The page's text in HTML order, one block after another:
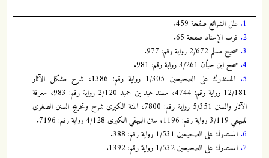
1. علل الشرائع صفحة 459.
2. قرب الإسناد صفحة 65.
3. صحيح مسلم 2/672 رواية رقم: 977.
4. صحح ابن حبّان 3/261 رواية رقم: 981.
5.
المستدرك على الصحيحين 1/305 رواية رقم: 1386، شرح مشكل الآثار
12/181 رواية رقم: 4744، مسند عبد بن حميد 2/120 رواية رقم: 983، معرفة
الآثار والسنن 5/351 رواية رقم: 7800، المنة الكبرى شرح وتخريج السنن الصغرى
للبيهفي 3/119 رواية رقم: 1196، سنن البيهقي الكبرى 4/128 رواية رقم: 7196.
6. المستدرك على الصحيحين 1/531 رواية رقم: 388.
7. المستدرك على الصحيحين 1/532 رواية رقم: 1392.